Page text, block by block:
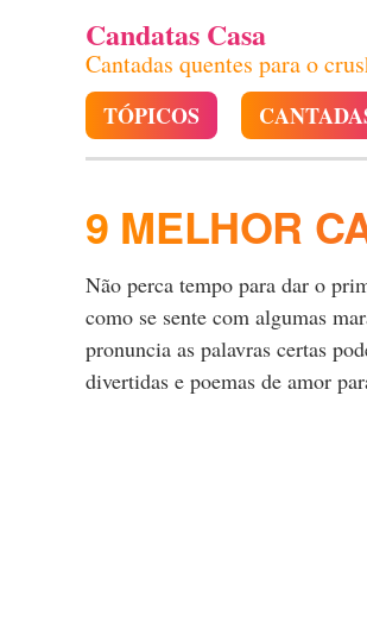
Candatas Casa
Cantadas quentes para o
TÓPICOS
9 MELHOR
Não perca tempo para dar o
como se sente com algumas
pronuncia as palavras certas
divertidas e poemas de amor